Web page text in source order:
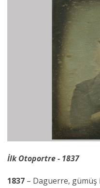
İlk Otoportre - 1837
1837 – Daguerre, gümüş